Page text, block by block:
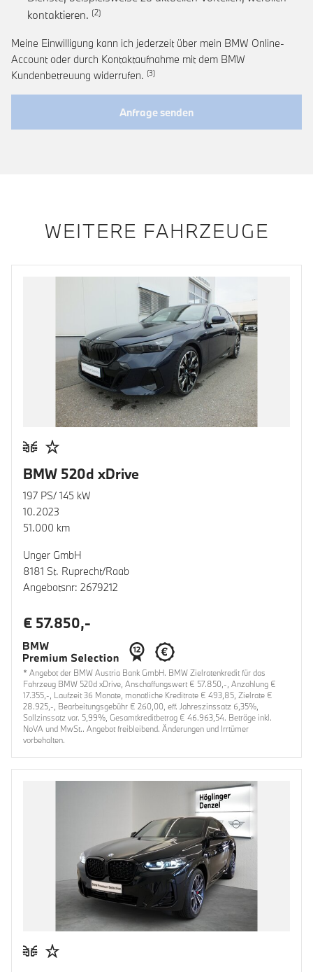
kontaktieren. Link zur Fußnote: Einwilligung zur
Meine Einwilligung kann ich jederzeit über mein BMW Online-
Account oder durch Kontaktaufnahme mit dem BMW
Kundenbetreuung widerrufen. Link zur Fußnote: Widerruf der
Anfrage senden
WEITERE FAHRZEUGE
BMW 520d xDrive
197 PS/ 145 kW
10.2023
51.000 km
Unger GmbH
8181 St. Ruprecht/Raab
Angebotsnr: 2679212
€ 57.850,-
* Angebot der BMW Austria Bank GmbH. BMW Zielratenkredit für das
Fahrzeug BMW 520d xDrive, Anschaffungswert € 57.850,-, Anzahlung €
17.355,-, Laufzeit 36 Monate, monatliche Kreditrate € 493,85, Zielrate €
28.925,-, Bearbeitungsgebühr € 260,00, eff. Jahreszinssatz 6,35%,
Sollzinssatz var. 5,99%, Gesamtkreditbetrag € 46.963,54. Beträge inkl.
NoVA und MwSt.. Angebot freibleibend. Änderungen und Irrtümer
vorbehalten.